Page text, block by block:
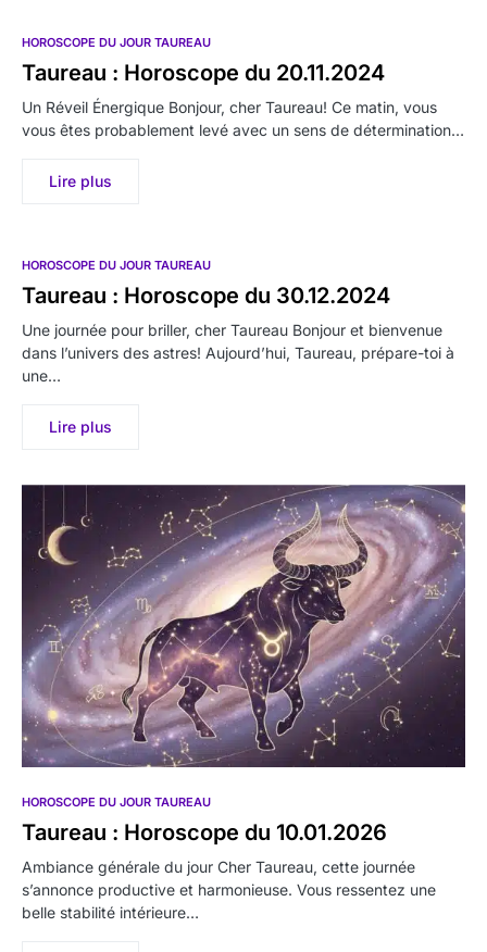
HOROSCOPE DU JOUR TAUREAU
Taureau : Horoscope du 20.11.2024
Un Réveil Énergique Bonjour, cher Taureau! Ce matin, vous
vous êtes probablement levé avec un sens de détermination…
Lire plus
HOROSCOPE DU JOUR TAUREAU
Taureau : Horoscope du 30.12.2024
Une journée pour briller, cher Taureau Bonjour et bienvenue
dans l’univers des astres! Aujourd’hui, Taureau, prépare-toi à
une…
Lire plus
HOROSCOPE DU JOUR TAUREAU
Taureau : Horoscope du 10.01.2026
Ambiance générale du jour Cher Taureau, cette journée
s’annonce productive et harmonieuse. Vous ressentez une
belle stabilité intérieure…